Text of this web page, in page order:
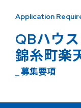
Application
QBハウス
錦糸町楽
_ 募集要項